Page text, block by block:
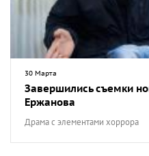
30 Марта
Завершились съемки
Ержанова
Драма с элементами хоррора